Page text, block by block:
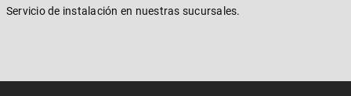
Servicio de instalación en nuestras sucursales.